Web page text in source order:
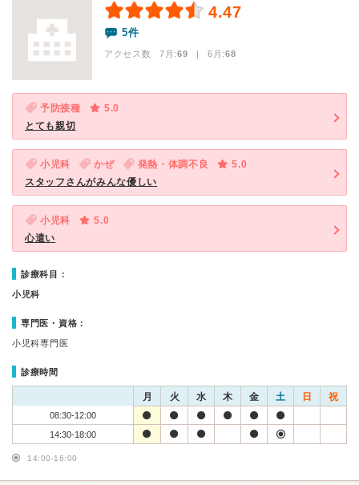
4.47
5件
アクセス数 7月:69 | 6月:68
予防接種
5.0
とても親切
小児科 かぜ 発熱・体調不良
5.0
スタッフさんがみんな優しい
小児科
5.0
心遣い
診療科目：
小児科
専門医・資格：
小児科専門医
診療時間
月 火 水 木 金 土 日 祝
08:30-12:00
14:30-18:00
14:00-16:00